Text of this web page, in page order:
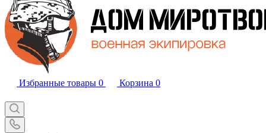
Избранные товары 0 Корзина 0